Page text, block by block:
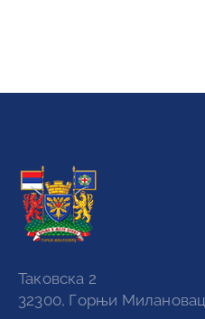
Таковска 2
32300, Горњи Милановац